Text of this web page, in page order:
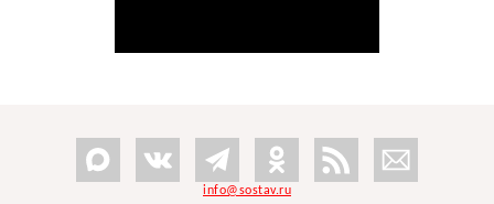
info@sostav.ru